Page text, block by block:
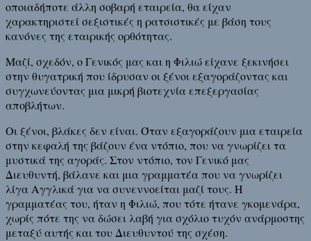
οποιαδήποτε άλλη σοβαρή εταιρεία, θα είχαν
χαρακτηριστεί σεξιστικές η ρατσιστικές με βάση τους
κανόνες της εταιρικής ορθότητας.
Μαζί, σχεδόν, ο Γενικός μας και η Φιλιώ είχανε ξεκινήσει
στην θυγατρική που ίδρυσαν οι ξένοι εξαγοράζοντας και
συγχωνεύοντας μια μικρή βιοτεχνία επεξεργασίας
αποβλήτων.
Οι ξένοι, βλάκες δεν είναι. Όταν εξαγοράζουν μια εταιρεία
στην κεφαλή της βάζουν ένα ντόπιο, που να γνωρίζει τα
μυστικά της αγοράς. Στον ντόπιο, τον Γενικό μας
Διευθυντή, βάλανε και μια γραμματέα που να γνωρίζει
λίγα Αγγλικά για να συνεννοείται μαζί τους. Η
γραμματέας του, ήταν η Φιλιώ, που τότε ήτανε γκομενάρα,
χωρίς πότε της να δώσει λαβή για σχόλιο τυχόν ανάρμοστης
μεταξύ αυτής και του Διευθυντού της σχέση.